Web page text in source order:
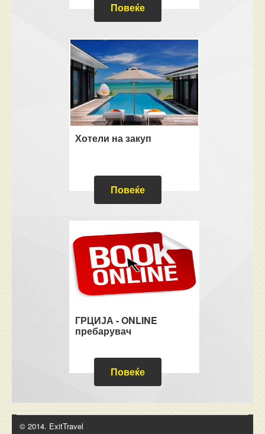
Повеќе
Хотели на закуп
Повеќе
ГРЦИЈА - ONLINE
пребарувач
Повеќе
© 2014. ExitTravel